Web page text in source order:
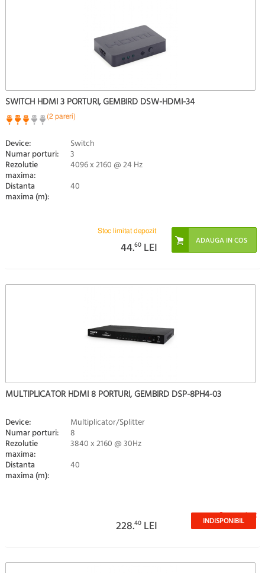
SWITCH HDMI 3 PORTURI, GEMBIRD DSW-HDMI-34
(2 pareri)
Device: Switch
Numar porturi: 3
Rezolutie
maxima:
4096 x 2160 @ 24 Hz
Distanta
maxima (m):
40
Stoc limitat depozit
44.60 LEI
MULTIPLICATOR HDMI 8 PORTURI, GEMBIRD DSP-8PH4-03
Device: Multiplicator/Splitter
Numar porturi: 8
Rezolutie
maxima:
3840 x 2160 @ 30Hz
Distanta
maxima (m):
40
Stoc epuizat
228.40 LEI INDISPONIBIL